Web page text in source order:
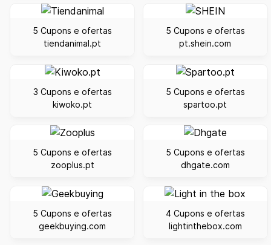
5 Cupons e ofertas
tiendanimal.pt
5 Cupons e ofertas
pt.shein.com
3 Cupons e ofertas
kiwoko.pt
5 Cupons e ofertas
spartoo.pt
5 Cupons e ofertas
zooplus.pt
5 Cupons e ofertas
dhgate.com
5 Cupons e ofertas
geekbuying.com
4 Cupons e ofertas
lightinthebox.com